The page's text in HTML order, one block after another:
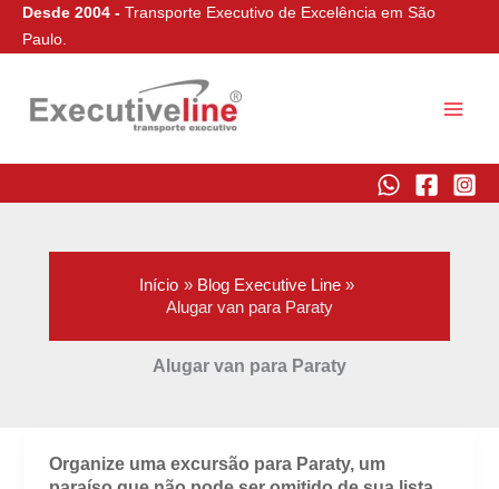
para
Desde 2004 - Transporte Executivo de Excelência em São
Paulo.
Início
Blog Executive Line
Alugar van para Paraty
Alugar van para Paraty
Organize uma excursão para Paraty, um